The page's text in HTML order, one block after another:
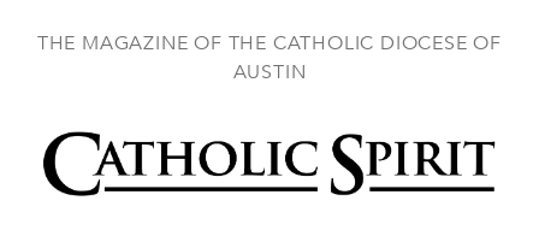
THE MAGAZINE OF THE CATHOLIC DIOCESE OF
AUSTIN